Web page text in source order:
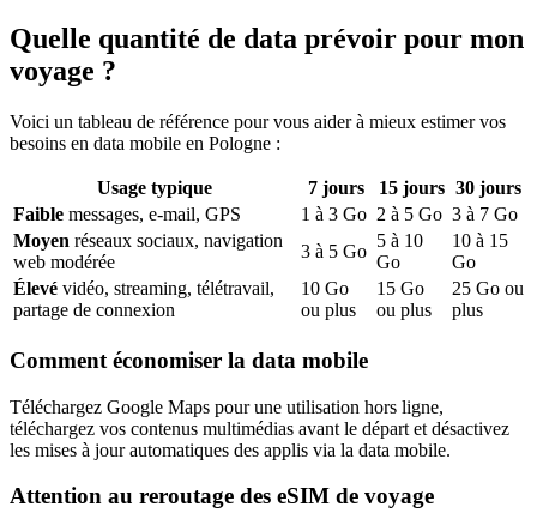
Quelle quantité de data prévoir pour mon
voyage ?
Voici un tableau de référence pour vous aider à mieux estimer vos
besoins en data mobile en Pologne :
Usage typique 7 jours 15 jours 30jours
Faible messages, e-mail, GPS 1 à 3 Go 2 à 5 Go 3 à 7 Go
Moyen réseaux sociaux, navigation
web modérée
3 à 5 Go
5 à 10
Go
10 à 15
Go
Élevé vidéo, streaming, télétravail,
partage de connexion
10 Go
ou plus
15 Go
ou plus
25 Go ou
plus
Comment économiser la data mobile
Téléchargez Google Maps pour une utilisation hors ligne,
téléchargez vos contenus multimédias avant le départ et désactivez
les mises à jour automatiques des applis via la data mobile.
Attention au reroutage des eSIM de voyage